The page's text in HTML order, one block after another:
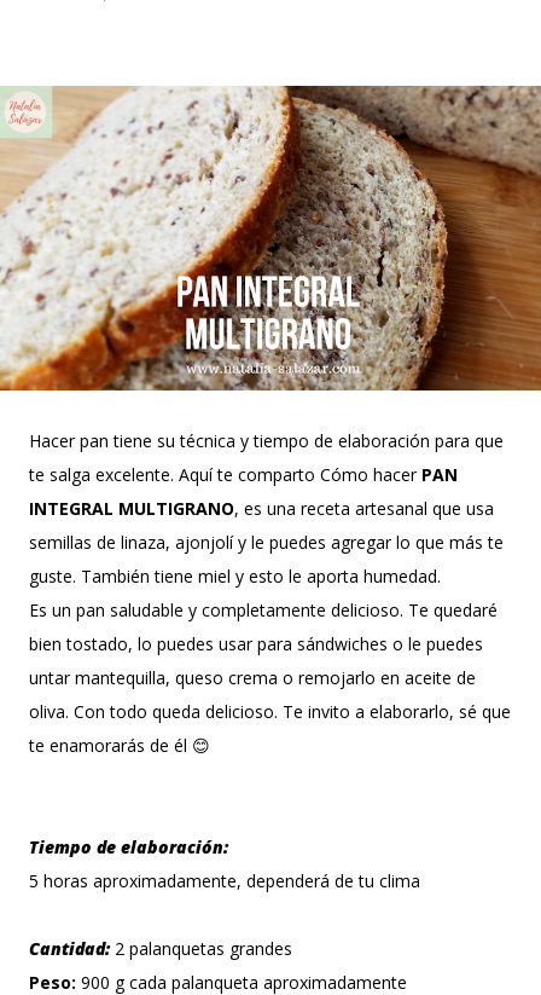
Hacer pan tiene su técnica y tiempo de elaboración para que
te salga excelente. Aquí te comparto Cómo hacer PAN
INTEGRAL MULTIGRANO, es una receta artesanal que usa
semillas de linaza, ajonjolí y le puedes agregar lo que más te
guste. También tiene miel y esto le aporta humedad.
Es un pan saludable y completamente delicioso. Te quedaré
bien tostado, lo puedes usar para sándwiches o le puedes
untar mantequilla, queso crema o remojarlo en aceite de
oliva. Con todo queda delicioso. Te invito a elaborarlo, sé que
te enamorarás de él 😊
Tiempo de elaboración:
5 horas aproximadamente, dependerá de tu clima
Cantidad:2 palanquetas grandes
Peso: 900 g cada palanqueta aproximadamente